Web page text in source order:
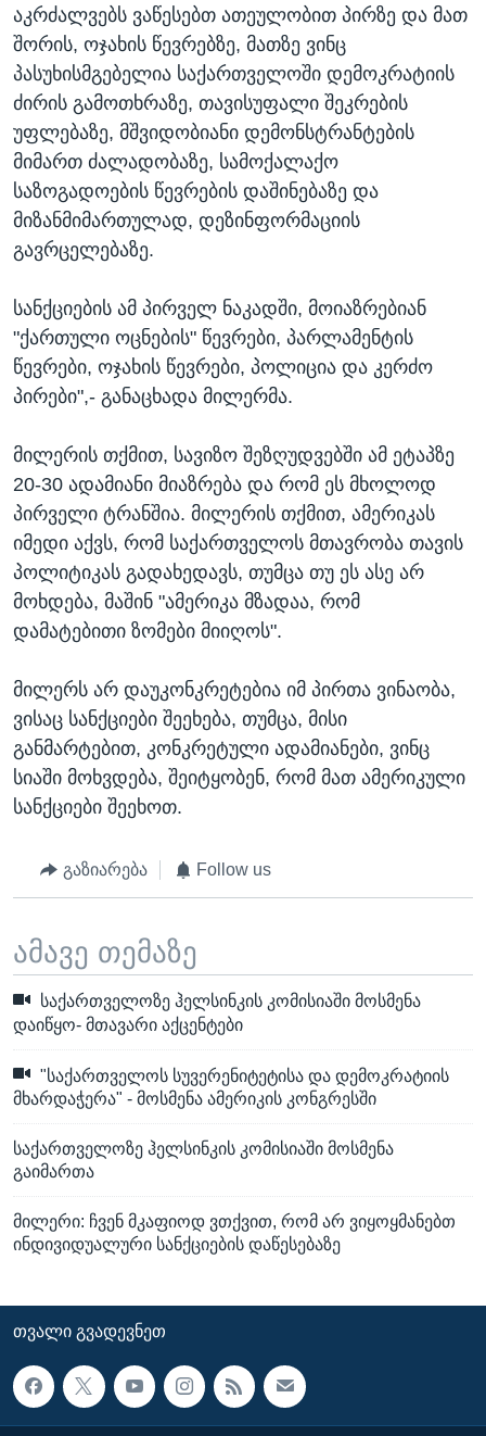
აკრძალვებს ვაწესებთ ათეულობით პირზე და მათ
შორის, ოჯახის წევრებზე, მათზე ვინც
პასუხისმგებელია საქართველოში დემოკრატიის
ძირის გამოთხრაზე, თავისუფალი შეკრების
უფლებაზე, მშვიდობიანი დემონსტრანტების
მიმართ ძალადობაზე, სამოქალაქო
საზოგადოების წევრების დაშინებაზე და
მიზანმიმართულად, დეზინფორმაციის
გავრცელებაზე.
სანქციების ამ პირველ ნაკადში, მოიაზრებიან
"ქართული ოცნების" წევრები, პარლამენტის
წევრები, ოჯახის წევრები, პოლიცია და კერძო
პირები",- განაცხადა მილერმა.
მილერის თქმით, სავიზო შეზღუდვებში ამ ეტაპზე
20-30 ადამიანი მიაზრება და რომ ეს მხოლოდ
პირველი ტრანშია. მილერის თქმით, ამერიკას
იმედი აქვს, რომ საქართველოს მთავრობა თავის
პოლიტიკას გადახედავს, თუმცა თუ ეს ასე არ
მოხდება, მაშინ "ამერიკა მზადაა, რომ
დამატებითი ზომები მიიღოს".
მილერს არ დაუკონკრეტებია იმ პირთა ვინაობა,
ვისაც სანქციები შეეხება, თუმცა, მისი
განმარტებით, კონკრეტული ადამიანები, ვინც
სიაში მოხვდება, შეიტყობენ, რომ მათ ამერიკული
სანქციები შეეხოთ.
გაზიარება Follow us
ამავე თემაზე
საქართველოზე ჰელსინკის კომისიაში მოსმენა
დაიწყო- მთავარი აქცენტები
"საქართველოს სუვერენიტეტისა და დემოკრატიის
მხარდაჭერა" - მოსმენა ამერიკის კონგრესში
საქართველოზე ჰელსინკის კომისიაში მოსმენა
გაიმართა
მილერი: ჩვენ მკაფიოდ ვთქვით, რომ არ ვიყოყმანებთ
ინდივიდუალური სანქციების დაწესებაზე
ᲗᲕᲐᲚᲘ ᲒᲕᲐᲓᲔᲕᲜᲔᲗ